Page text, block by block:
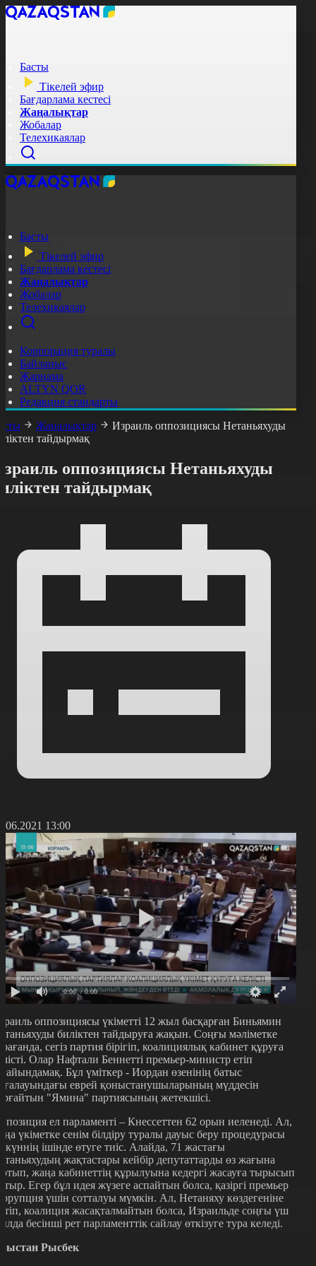
Басты
Тікелей эфир
Бағдарлама кестесі
Жаңалықтар
Жобалар
Телехикаялар
Басты
Тікелей эфир
Бағдарлама кестесі
Жаңалықтар
Жобалар
Телехикаялар
Корпорация туралы
Байланыс
Жарнама
ALTYN QOR
Редакция стандарты
Жаңалықтар
Израиль оппозициясы Нетаньяхуды
тайдырмақ
оппозициясы Нетаньяхуды
тайдырмақ
13:00
0:00 / 0:00
оппозициясы үкіметті 12 жыл басқарған Биньямин
биліктен тайдыруға жақын. Соңғы мәліметке
сегіз партия бірігіп, коалициялық кабинет құруға
Олар Нафтали Беннетті премьер-министр етіп
Бұл үміткер - Иордан өзенінің батыс
еврей қоныстанушыларының мүддесін
"Ямина" партиясының жетекшісі.
ел парламенті – Кнессеттен 62 орын иеленеді. Ал,
үкіметке сенім білдіру туралы дауыс беру процедурасы
күннің ішінде өтуге тиіс. Алайда, 71 жастағы
жақтастары кейбір депутаттарды өз жағына
жаңа кабинеттің құрылуына кедергі жасауға тырысып
Егер бұл идея жүзеге аспайтын болса, қазіргі премьер
үшін сотталуы мүмкін. Ал, Нетаняху көздегеніне
коалиция жасақталмайтын болса, Израильде соңғы үш
бесінші рет парламенттік сайлау өткізуге тура келеді.
Рысбек